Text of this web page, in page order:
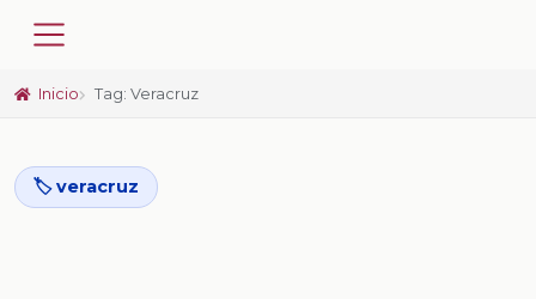
Inicio Tag: Veracruz
🏷️ veracruz